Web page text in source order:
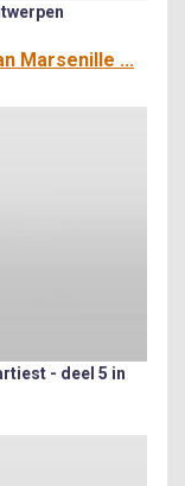
Marsenille ...
- deel 5 in